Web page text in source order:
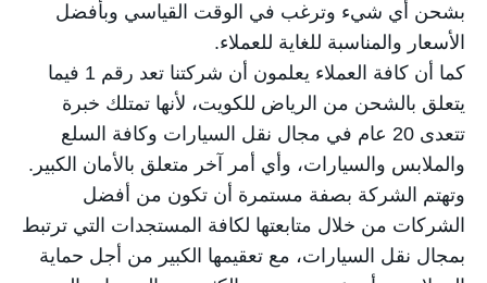
بشحن أي شيء وترغب في الوقت القياسي وبأفضل
الأسعار والمناسبة للغاية للعملاء.
كما أن كافة العملاء يعلمون أن شركتنا تعد رقم 1 فيما
يتعلق بالشحن من الرياض للكويت، لأنها تمتلك خبرة
تتعدى 20 عام في مجال نقل السيارات وكافة السلع
والملابس والسيارات، وأي أمر آخر متعلق بالأمان الكبير.
وتهتم الشركة بصفة مستمرة أن تكون من أفضل
الشركات من خلال متابعتها لكافة المستجدات التي ترتبط
بمجال نقل السيارات، مع تعقيمها الكبير من أجل حماية